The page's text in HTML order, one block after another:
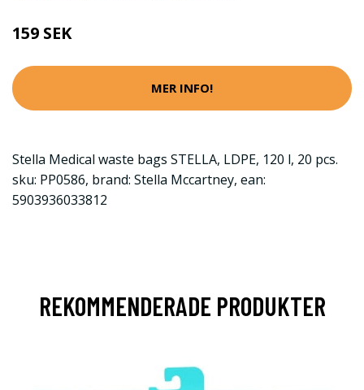
159 SEK
MER INFO!
Stella Medical waste bags STELLA, LDPE, 120 l, 20 pcs.
sku: PP0586, brand: Stella Mccartney, ean:
5903936033812
REKOMMENDERADE PRODUKTER